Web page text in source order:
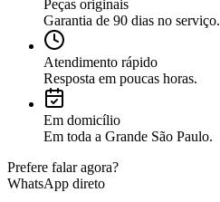
Peças originais
Garantia de 90 dias no serviço.
Atendimento rápido
Resposta em poucas horas.
Em domicílio
Em toda a Grande São Paulo.
Prefere falar agora?
WhatsApp direto